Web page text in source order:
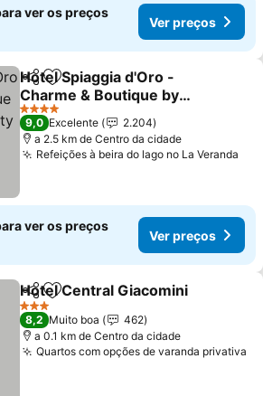
ver os preços
Ver preços
PartilharAdicionar aos favoritos
Hotel Spiaggia d'Oro -
Charme & Boutique by
Double Hospitality
Ver preços
4 Estrelas
9,0 Excelente
2.204
a 2.5 km de Centro da cidade
Refeições à beira do lago no La Veranda
ver os preços
Ver preços
PartilharAdicionar aos favoritos
Hotel Central Giacomini
3 Estrelas
8,2 Muito boa
462
a 0.1 km de Centro da cidade
Quartos com opções de varanda privativa